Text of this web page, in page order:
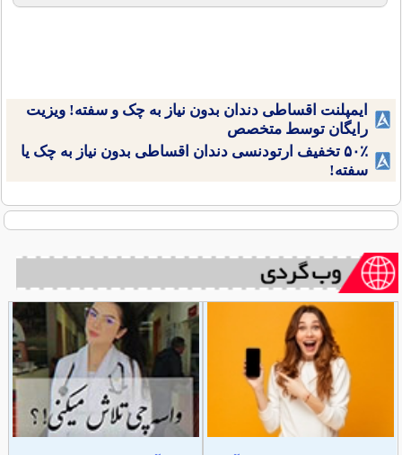
ایمپلنت اقساطی دندان بدون نیاز به چک و سفته! ویزیت
رایگان توسط متخصص
۵۰٪ تخفیف ارتودنسی دندان اقساطی بدون نیاز به چک یا
سفته!